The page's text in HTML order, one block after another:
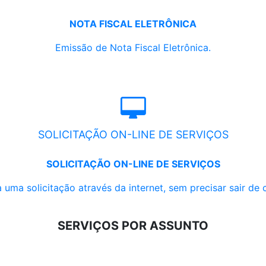
NOTA FISCAL ELETRÔNICA
Emissão de Nota Fiscal Eletrônica.
SOLICITAÇÃO ON-LINE DE SERVIÇOS
SOLICITAÇÃO ON-LINE DE SERVIÇOS
uma solicitação através da internet, sem precisar sair de
SERVIÇOS POR ASSUNTO